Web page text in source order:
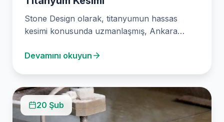
Stone Design olarak, titanyumun hassas
kesimi konusunda uzmanlaşmış, Ankara
2003 yılından bu…
Devamını okuyun
20 Şub